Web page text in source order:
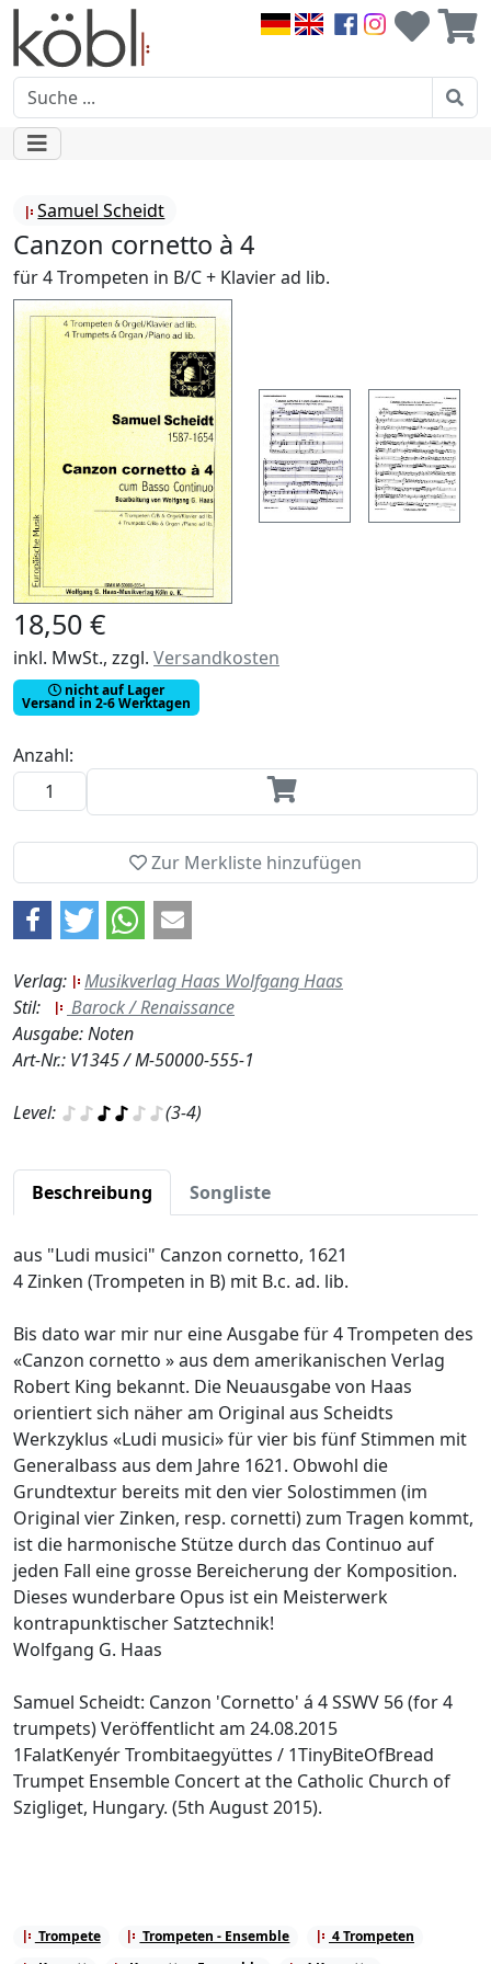
Samuel Scheidt
Canzon cornetto à 4
für 4 Trompeten in B/C + Klavier ad lib.
Verlag:
Musikverlag Haas Wolfgang Haas
Stil:
Barock / Renaissance
Ausgabe: Noten
Art-Nr.: V1345 / M-50000-555-1
Level: (3-4)
Beschreibung Songliste
aus "Ludi musici" Canzon cornetto, 1621
4 Zinken (Trompeten in B) mit B.c. ad. lib.
Bis dato war mir nur eine Ausgabe für 4 Trompeten des
«Canzon cornetto » aus dem amerikanischen Verlag
Robert King bekannt. Die Neuausgabe von Haas
orientiert sich näher am Original aus Scheidts
Werkzyklus «Ludi musici» für vier bis fünf Stimmen mit
Generalbass aus dem Jahre 1621. Obwohl die
Grundtextur bereits mit den vier Solostimmen (im
Original vier Zinken, resp. cornetti) zum Tragen kommt,
ist die harmonische Stütze durch das Continuo auf
jeden Fall eine grosse Bereicherung der Komposition.
Dieses wunderbare Opus ist ein Meisterwerk
kontrapunktischer Satztechnik!
Wolfgang G. Haas
Samuel Scheidt: Canzon 'Cornetto' á 4 SSWV 56 (for 4
trumpets) Veröffentlicht am 24.08.2015
1FalatKenyér Trombitaegyüttes / 1TinyBiteOfBread
Trumpet Ensemble Concert at the Catholic Church of
Szigliget, Hungary. (5th August 2015).
Trompete Trompeten - Ensemble
4 Trompeten
18,50 €
inkl. MwSt., zzgl. Versandkosten
nicht auf Lager
Versand in 2-6 Werktagen
Anzahl:
Zur Merkliste hinzufügen